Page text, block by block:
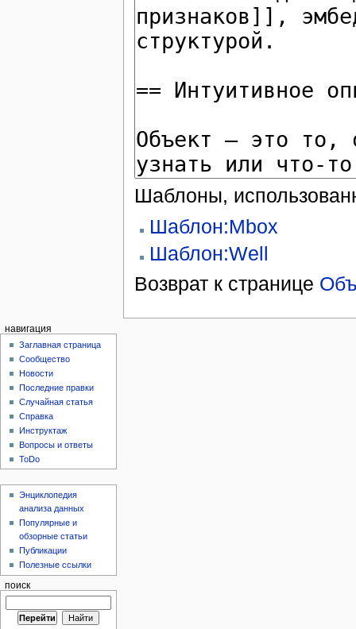
Шаблоны,
Шаблон:Mbox
Шаблон:Well
Возврат к странице
навигация
Заглавная страница
Сообщество
Новости
Последние правки
Случайная статья
Справка
Инструктаж
Вопросы и ответы
ToDo
Энциклопедия
анализа данных
Популярные и
обзорные статьи
Публикации
Полезные ссылки
поиск